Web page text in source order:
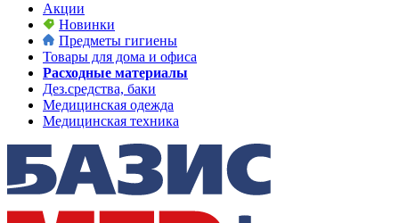
Акции
Новинки
Предметы гигиены
Товары для дома и офиса
Расходные материалы
Дез.средства, баки
Медицинская одежда
Медицинская техника